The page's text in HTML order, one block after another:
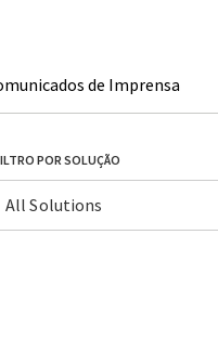
de Imprensa
POR SOLUÇÃO
All Solutions